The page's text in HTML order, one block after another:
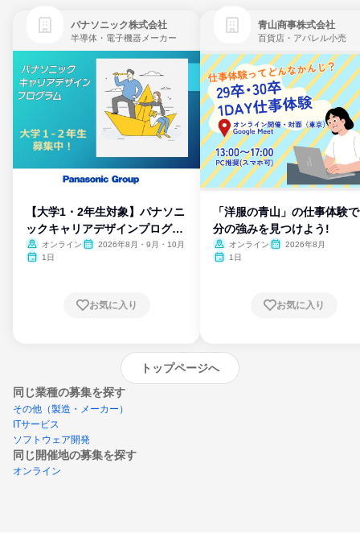
パナソニック株式会社
半導体・電子機器メーカー
【大学1・2年生対象】パナソニ
ックキャリアデザインプログラ
ム
オンライン
2026年8月・9月・10月
1日
お気に入り
青山商事株式会社
百貨店・アパレル小売
「洋服の青山」の仕事体験
分の強みを見つけよう!
オンライン
2026年8月
1日
お気に入り
トップページへ
同じ業種の募集を探す
その他（製造・メーカー）
ITサービス
ソフトウェア開発
同じ開催地の募集を探す
オンライン